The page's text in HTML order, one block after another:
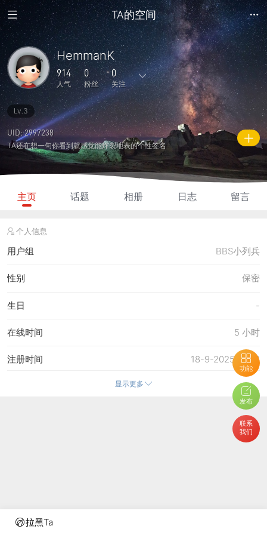
拉黑Ta
TA的空间
功能
发布
联系
我们
HemmanK
914
人气
0
粉丝
0
关注
13
主题
1
回复
0
日志
0
相册
0
好友
0 0
关注
0
说说
914
人气
260
积分
Lv.3
UID: 2997238
TA还在想一句你看到就感觉能炸裂地表的个性签名
主页 话题 相册 日志 留言
个人信息
用户组 BBS小列兵
保密
性别
-
生日
5 小时
在线时间
18-9-2025 01:32
注册时间
29-7-2026 14:23
29-7-2026 14:23
29-7-2026 14:29
显示更多